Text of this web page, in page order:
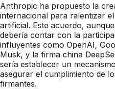
Anthropic ha propuesto la
internacional para ralentizar
artificial. Este acuerdo,
debería contar con la
influyentes como OpenAI,
Musk, y la firma china
sería establecer un
asegurar el cumplimiento de
firmantes.